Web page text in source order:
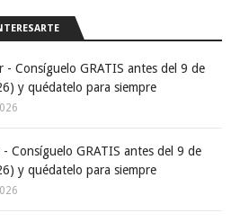
- Consíguelo GRATIS antes del 9 de
y quédatelo para siempre
- Consíguelo GRATIS antes del 9 de
y quédatelo para siempre